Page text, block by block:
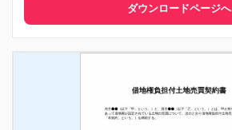
ダウンロードページへ